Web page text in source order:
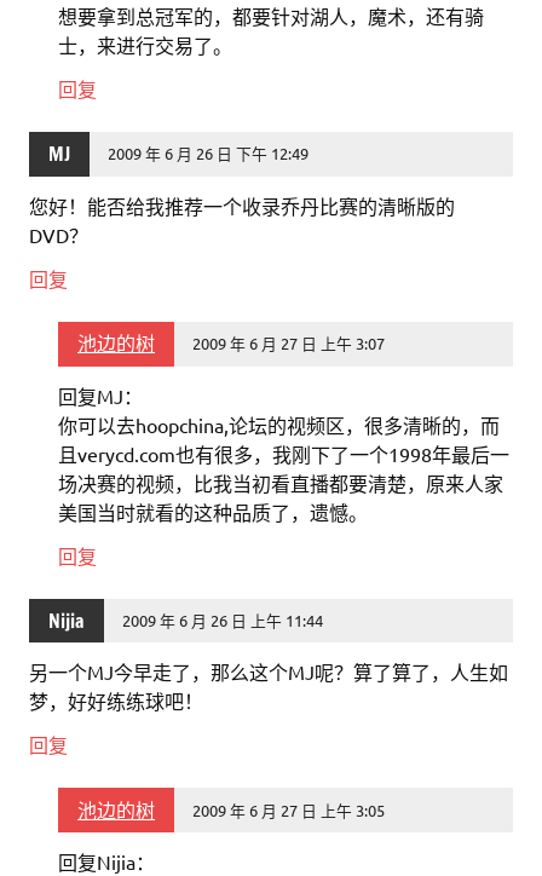
想要拿到总冠军的，都要针对湖人，魔术，还有骑
士，来进行交易了。
回复
MJ 2009 年 6 月 26 日 下午 12:49
您好！能否给我推荐一个收录乔丹比赛的清晰版的
DVD？
回复
池边的树 2009 年 6 月 27 日 上午 3:07
回复MJ：
你可以去hoopchina,论坛的视频区，很多清晰的，而
且verycd.com也有很多，我刚下了一个1998年最后一
场决赛的视频，比我当初看直播都要清楚，原来人家
美国当时就看的这种品质了，遗憾。
回复
Nijia 2009 年 6 月 26 日 上午 11:44
另一个MJ今早走了，那么这个MJ呢？算了算了，人生如
梦，好好练练球吧！
回复
池边的树 2009 年 6 月 27 日 上午 3:05
回复Nijia：